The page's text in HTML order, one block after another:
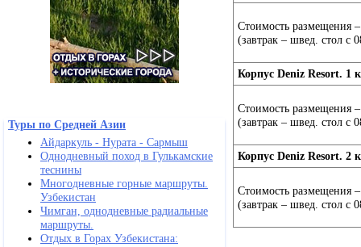
Туры по Средней Азии
Айдаркуль - Нурата - Сармыш
Однодневный поход в Гулькамские
теснины
Многодневные горные маршруты.
Узбекистан
Чимган, однодневные радиальные
маршруты.
Отдых в Горах Узбекистана:
Стоимость размещения
(завтрак – швед. стол с
Корпус Deniz Resort. 1
Стоимость размещения
(завтрак – швед. стол с
Корпус Deniz Resort. 2
Стоимость размещения
(завтрак – швед. стол с